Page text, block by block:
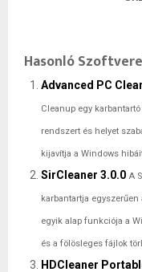
Hasonló
Advanced PC
Cleanup egy
rendszert és helyet
kijavítja a Windows
SirCleaner 3.0.0 A
karbantartja
egyik alap funkciója a
és a fölösleges fájlok
HDCleaner